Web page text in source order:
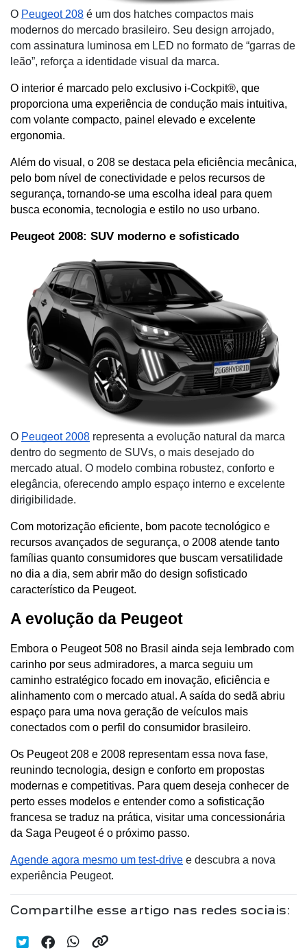
O Peugeot 208 é um dos hatches compactos mais
modernos do mercado brasileiro. Seu design arrojado,
com assinatura luminosa em LED no formato de “garras de
leão”, reforça a identidade visual da marca.
O interior é marcado pelo exclusivo i-Cockpit®, que
proporciona uma experiência de condução mais intuitiva,
com volante compacto, painel elevado e excelente
ergonomia.
Além do visual, o 208 se destaca pela eficiência mecânica,
pelo bom nível de conectividade e pelos recursos de
segurança, tornando-se uma escolha ideal para quem
busca economia, tecnologia e estilo no uso urbano.
Peugeot 2008: SUV moderno e sofisticado
O Peugeot 2008 representa a evolução natural da marca
dentro do segmento de SUVs, o mais desejado do
mercado atual. O modelo combina robustez, conforto e
elegância, oferecendo amplo espaço interno e excelente
dirigibilidade.
Com motorização eficiente, bom pacote tecnológico e
recursos avançados de segurança, o 2008 atende tanto
famílias quanto consumidores que buscam versatilidade
no dia a dia, sem abrir mão do design sofisticado
característico da Peugeot.
A evolução da Peugeot
Embora o Peugeot 508 no Brasil ainda seja lembrado com
carinho por seus admiradores, a marca seguiu um
caminho estratégico focado em inovação, eficiência e
alinhamento com o mercado atual. A saída do sedã abriu
espaço para uma nova geração de veículos mais
conectados com o perfil do consumidor brasileiro.
Os Peugeot 208 e 2008 representam essa nova fase,
reunindo tecnologia, design e conforto em propostas
modernas e competitivas. Para quem deseja conhecer de
perto esses modelos e entender como a sofisticação
francesa se traduz na prática, visitar uma concessionária
da Saga Peugeot é o próximo passo.
Agende agora mesmo um test-drive e descubra a nova
experiência Peugeot.
Compartilhe esse artigo nas redes sociais: